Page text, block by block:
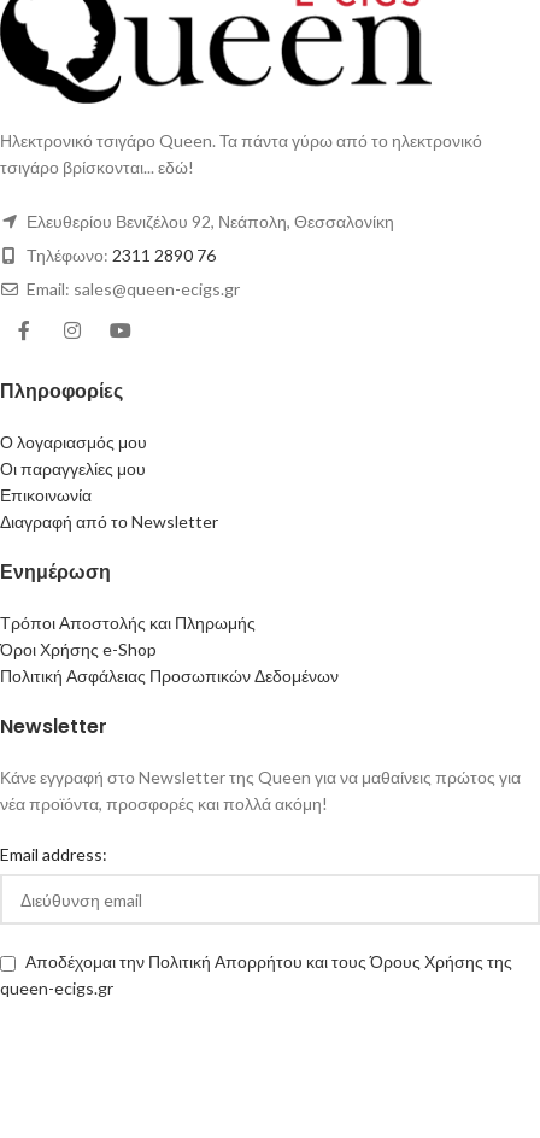
Ηλεκτρονικό τσιγάρο Queen. Τα πάντα γύρω από το ηλεκτρονικό
τσιγάρο βρίσκονται... εδώ!
Ελευθερίου Βενιζέλου 92, Νεάπολη, Θεσσαλονίκη
Τηλέφωνο: 2311 2890 76
Email: sales@queen-ecigs.gr
Πληροφορίες
Ο λογαριασμός μου
Οι παραγγελίες μου
Επικοινωνία
Διαγραφή από το Newsletter
Ενημέρωση
Τρόποι Αποστολής και Πληρωμής
Όροι Χρήσης e-Shop
Πολιτική Ασφάλειας Προσωπικών Δεδομένων
Newsletter
Κάνε εγγραφή στο Newsletter της Queen για να μαθαίνεις πρώτος για
νέα προϊόντα, προσφορές και πολλά ακόμη!
Email address:
Αποδέχομαι την Πολιτική Απορρήτου και τους Όρους Χρήσης της
queen-ecigs.gr